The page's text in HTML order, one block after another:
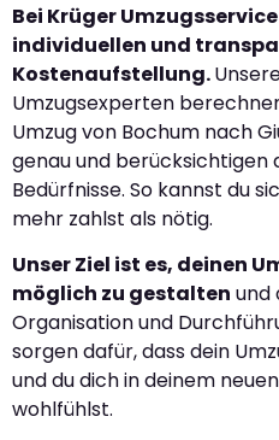
Bei Krüger
individuellen und
Kostenaufstellung.
Umzugsexperten
Umzug von Bochum nach
genau und berücksichtigen
Bedürfnisse. So kannst du
mehr zahlst als nötig.
Unser Ziel ist es, deinen
möglich zu gestalten und
Organisation und
sorgen dafür, dass dein
und du dich in deinem
wohlfühlst.